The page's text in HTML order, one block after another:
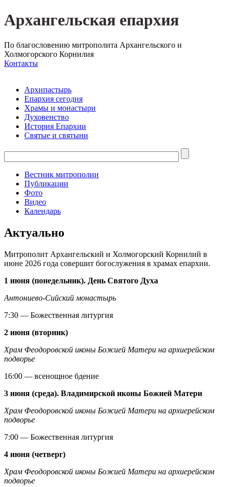
Архангельская епархия
По благословению митрополита Архангельского и
Холмогорского Корнилия
Контакты
Архипастырь
Епархия сегодня
Храмы и монастыри
Духовенство
История Епархии
Святые и святыни
Вестник митрополии
Публикации
Фото
Видео
Календарь
Актуально
Митрополит Архангельский и Холмогорский Корнилий в
июне 2026 года совершит богослужения в храмах епархии.
1 июня (понедельник). День Святого Духа
Антониево-Сийский монастырь
7:30 — Божественная литургия
2 июня (вторник)
Храм Феодоровской иконы Божией Матери на архиерейском
подворье
16:00 — всенощное бдение
3 июня (среда). Владимирской иконы Божией Матери
Храм Феодоровской иконы Божией Матери на архиерейском
подворье
7:00 — Божественная литургия
4 июня (четверг)
Храм Феодоровской иконы Божией Матери на архиерейском
подворье